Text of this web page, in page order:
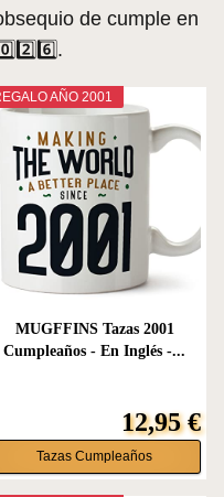
de cumple en
AÑO 2001
MUGFFINS Tazas 2001
Cumpleaños - En Inglés -...
12,95 €
Tazas Cumpleaños